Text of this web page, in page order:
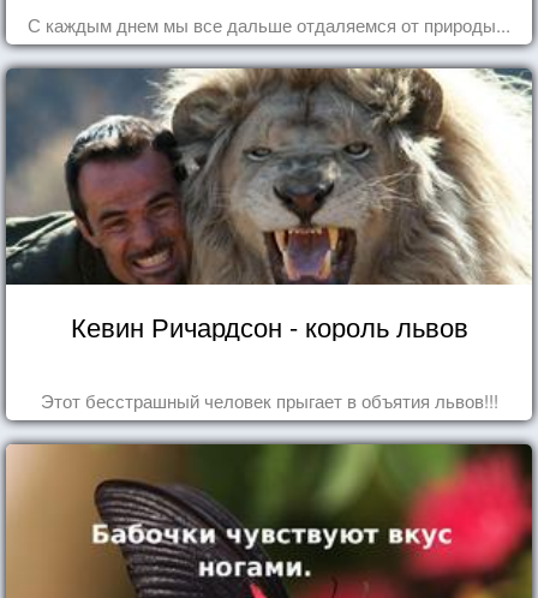
С каждым днем мы все дальше отдаляемся от природы...
Кевин Ричардсон - король львов
Этот бесстрашный человек прыгает в объятия львов!!!